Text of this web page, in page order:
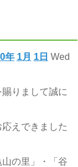
年 1月 1日 Wed
りまして誠に
えできました
の里」・「谷